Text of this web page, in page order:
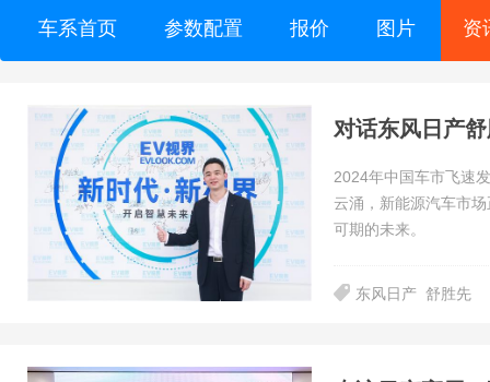
车系首页 参数配置 报价 图片 资
2024年中国车市飞速
云涌，新能源汽车市
可期的未来。
东风日产 舒胜先